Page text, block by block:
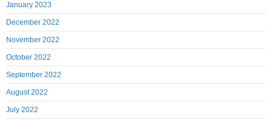
January 2023
December 2022
November 2022
October 2022
September 2022
August 2022
July 2022